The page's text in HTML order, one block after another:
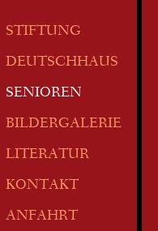
STIFTUNG
DEUTSCHHAUS
SENIOREN
BILDERGALERIE
LITERATUR
KONTAKT
ANFAHRT